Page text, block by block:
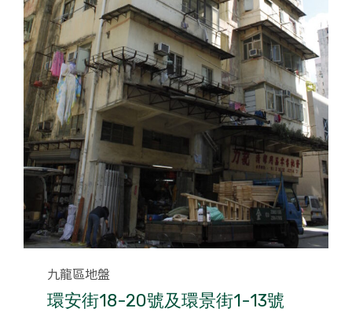
Category
九龍區地盤
環安街18-20號及環景街1-13號